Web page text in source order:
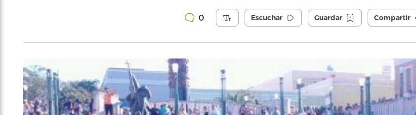
0 Escuchar Guardar Compartir